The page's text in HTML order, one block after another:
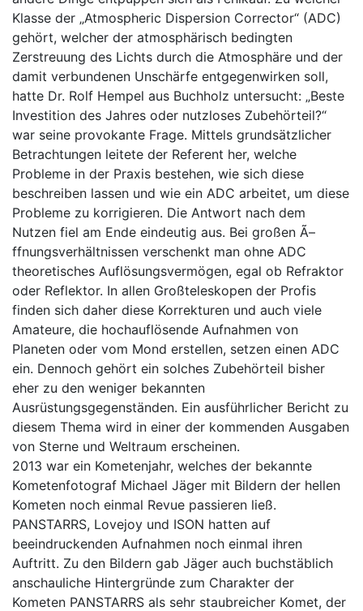
Klasse der „Atmospheric Dispersion Corrector“ (ADC)
gehört, welcher der atmosphärisch bedingten
Zerstreuung des Lichts durch die Atmosphäre und der
damit verbundenen Unschärfe entgegenwirken soll,
hatte Dr. Rolf Hempel aus Buchholz untersucht: „Beste
Investition des Jahres oder nutzloses Zubehörteil?“
war seine provokante Frage. Mittels grundsätzlicher
Betrachtungen leitete der Referent her, welche
Probleme in der Praxis bestehen, wie sich diese
beschreiben lassen und wie ein ADC arbeitet, um diese
Probleme zu korrigieren. Die Antwort nach dem
Nutzen fiel am Ende eindeutig aus. Bei großen Ã–
ffnungsverhältnissen verschenkt man ohne ADC
theoretisches Auflösungsvermögen, egal ob Refraktor
oder Reflektor. In allen Großteleskopen der Profis
finden sich daher diese Korrekturen und auch viele
Amateure, die hochauflösende Aufnahmen von
Planeten oder vom Mond erstellen, setzen einen ADC
ein. Dennoch gehört ein solches Zubehörteil bisher
eher zu den weniger bekannten
Ausrüstungsgegenständen. Ein ausführlicher Bericht zu
diesem Thema wird in einer der kommenden Ausgaben
von Sterne und Weltraum erscheinen.
2013 war ein Kometenjahr, welches der bekannte
Kometenfotograf Michael Jäger mit Bildern der hellen
Kometen noch einmal Revue passieren ließ.
PANSTARRS, Lovejoy und ISON hatten auf
beeindruckenden Aufnahmen noch einmal ihren
Auftritt. Zu den Bildern gab Jäger auch buchstäblich
anschauliche Hintergründe zum Charakter der
Kometen PANSTARRS als sehr staubreicher Komet, der